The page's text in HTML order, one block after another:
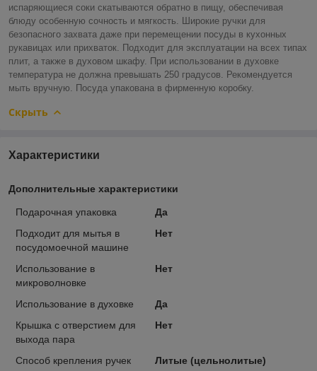
испаряющиеся соки скатываются обратно в пищу, обеспечивая
блюду особенную сочность и мягкость. Широкие ручки для
безопасного захвата даже при перемещении посуды в кухонных
рукавицах или прихваток. Подходит для эксплуатации на всех типах
плит, а также в духовом шкафу. При использовании в духовке
температура не должна превышать 250 градусов. Рекомендуется
мыть вручную. Посуда упакована в фирменную коробку.
Скрыть
Характеристики
Дополнительные характеристики
Подарочная упаковка
Да
Подходит для мытья в
посудомоечной машине
Нет
Использование в
микроволновке
Нет
Использование в духовке
Да
Крышка с отверстием для
выхода пара
Нет
Способ крепления ручек
Литые (цельнолитые)